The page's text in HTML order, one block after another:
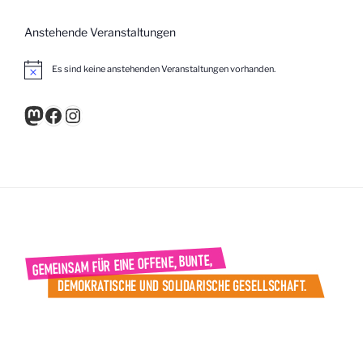
Anstehende Veranstaltungen
w
e
Es sind keine anstehenden Veranstaltungen vorhanden.
Mastodon
Facebook
Instagram